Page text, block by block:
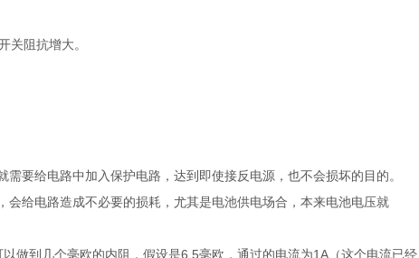
关阻抗增大。
要给电路中加入保护电路，达到即使接反电源，也不会损坏的目的。
给电路造成不必要的损耗，尤其是电池供电场合，本来电池电压就
做到几个毫欧的内阻，假设是6.5毫欧，通过的电流为1A（这个电流已经